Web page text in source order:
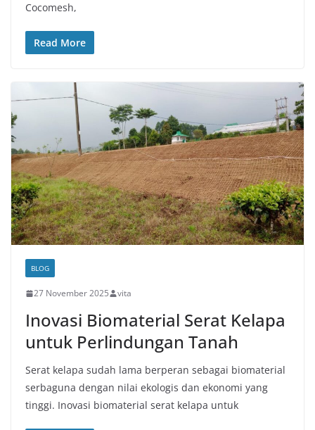
Cocomesh,
Read More
BLOG
27 November 2025 vita
Inovasi Biomaterial Serat Kelapa
untuk Perlindungan Tanah
Serat kelapa sudah lama berperan sebagai biomaterial
serbaguna dengan nilai ekologis dan ekonomi yang
tinggi. Inovasi biomaterial serat kelapa untuk